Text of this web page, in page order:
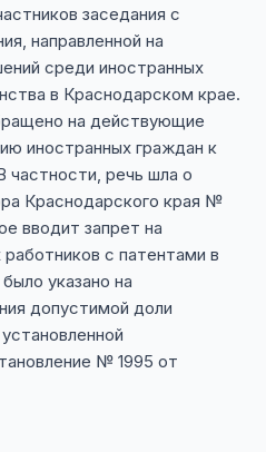
заседания с
направленной на
среди иностранных
в Краснодарском крае.
на действующие
иностранных граждан к
частности, речь шла о
Краснодарского края №
вводит запрет на
с патентами в
указано на
допустимой доли
№ 1995 от